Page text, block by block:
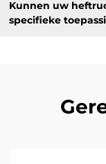
Kunnen uw
specifieke